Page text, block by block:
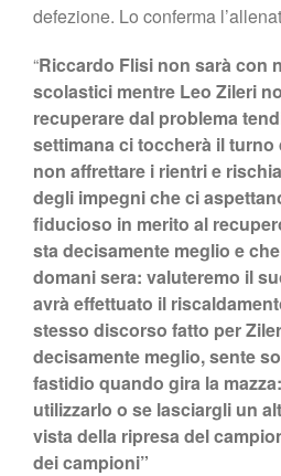
defezione. Lo conferma
“Riccardo Flisi non sarà con
scolastici mentre Leo Zileri
recuperare dal problema
settimana ci toccherà il
non affrettare i rientri e
degli impegni che ci
fiducioso in merito al
sta decisamente meglio e
domani sera: valuteremo il
avrà effettuato il
stesso discorso fatto per
decisamente meglio, sente
fastidio quando gira la
utilizzarlo o se lasciargli un
vista della ripresa del
dei campioni”